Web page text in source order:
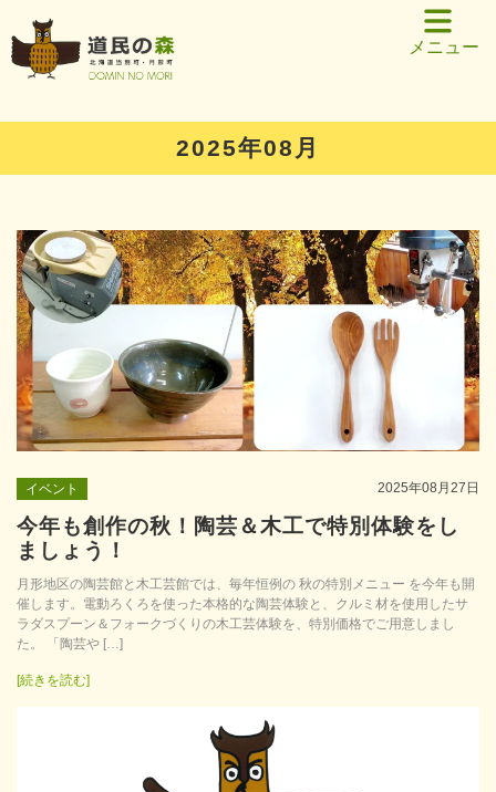
メニュー
2025年08月
イベント 2025年08月27日
今年も創作の秋！陶芸＆木工で特別体験をし
ましょう！
月形地区の陶芸館と木工芸館では、毎年恒例の 秋の特別メニュー を今年も開
催します。電動ろくろを使った本格的な陶芸体験と、クルミ材を使用したサ
ラダスプーン＆フォークづくりの木工芸体験を、特別価格でご用意しまし
た。 「陶芸や […]
[続きを読む]